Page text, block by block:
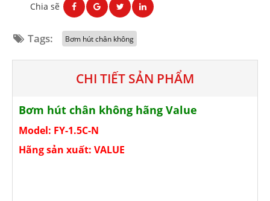
Chia sẽ
Tags: Bơm hút chân không
CHI TIẾT SẢN PHẨM
Bơm hút chân không hãng Value
Model: FY-1.5C-N
Hãng sản xuất: VALUE